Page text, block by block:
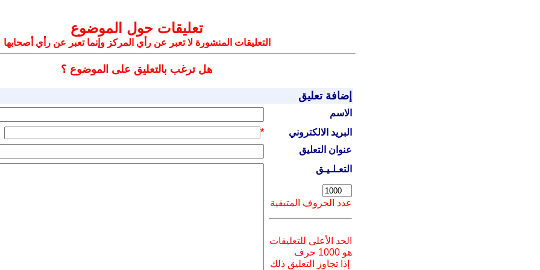
تعليقات حول الموضوع
التعليقات المنشورة لا تعبر عن رأي المركز وإنما تعبر عن رأي أصحابها
هل ترغب بالتعليق على الموضوع ؟
إضافة تعليق
الاسم
البريد الالكتروني
*
عنوان التعليق
التعـلـيـق
عدد الحروف المتبقية
الحد الأعلى للتعليقات
هو 1000 حرف
إذا تجاوز التعليق ذلك